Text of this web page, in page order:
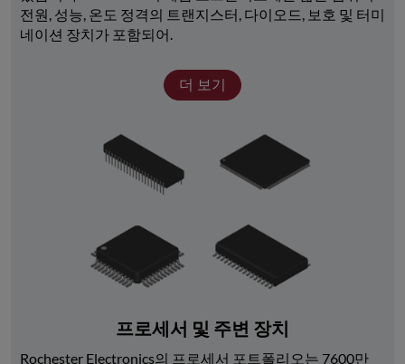
전원, 성능, 온도 정격의 트랜지스터, 다이오드, 보호 및 터미
네이션 장치가 포함되어.
더 보기
프로세서 및 주변 장치
Rochester Electronics의 프로세서 포트폴리오는 7600만